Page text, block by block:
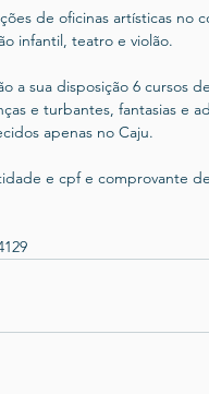
de oficinas artísticas no
infantil, teatro e violão.
a sua disposição 6 cursos
e turbantes, fantasias e
apenas no Caju.
e cpf e comprovante